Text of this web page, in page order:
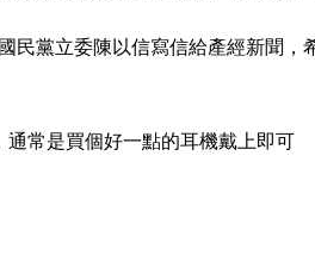
民黨立委陳以信寫信給產經新聞，
常是買個好一點的耳機戴上即可